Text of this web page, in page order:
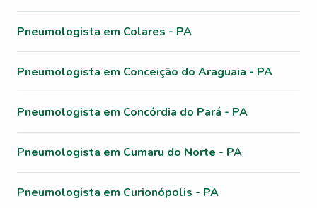
Pneumologista em Colares - PA
Pneumologista em Conceição do Araguaia - PA
Pneumologista em Concórdia do Pará - PA
Pneumologista em Cumaru do Norte - PA
Pneumologista em Curionópolis - PA